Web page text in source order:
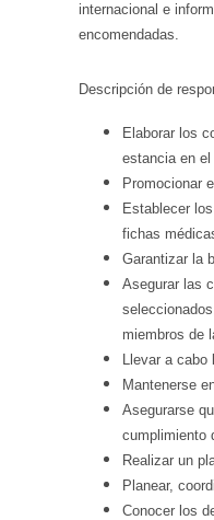
internacional e
encomendadas.
Descripción de
Elaborar los
estancia en el
Promocionar
Establecer
fichas
Garantizar la
Asegurar las
miembros de
Llevar a cabo
Mantenerse
Asegurarse
cumplimiento
Realizar un
Planear,
Conocer los